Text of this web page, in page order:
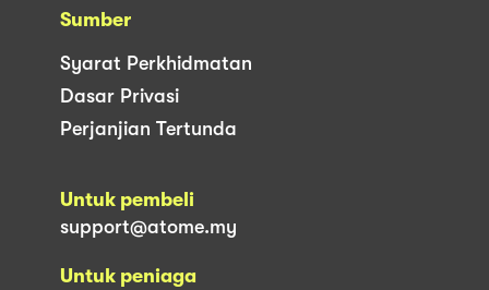
Sumber
Syarat Perkhidmatan
Dasar Privasi
Perjanjian Tertunda
Untuk pembeli
support@atome.my
Untuk peniaga